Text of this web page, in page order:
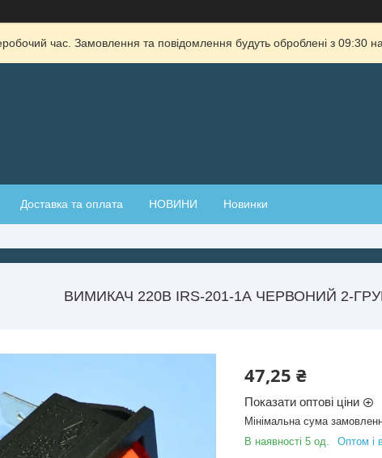
час. Замовлення та повідомлення будуть оброблені з 09:30
Доставка та оплата НОВИНИ Новинки
ВИМИКАЧ 220В IRS-201-1А ЧЕРВОНИЙ 2-
47,25 ₴
Показати оптові ціни
Мінімальна сума
В наявності 5 од.
Оптом і